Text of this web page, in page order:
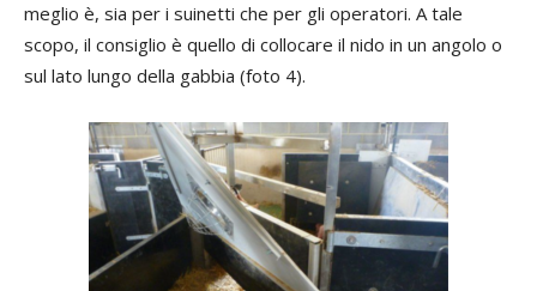
meglio è, sia per i suinetti che per gli operatori. A tale
scopo, il consiglio è quello di collocare il nido in un angolo o
sul lato lungo della gabbia (foto 4).